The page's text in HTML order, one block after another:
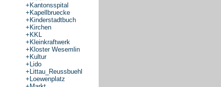
+ Kantonsspital
+ Kapellbruecke
+ Kinderstadtbuch
+ Kirchen
+ KKL
+ Kleinkraftwerk
+ Kloster Wesemlin
+ Kultur
+ Lido
+ Littau_Reussbuehl
+ Loewenplatz